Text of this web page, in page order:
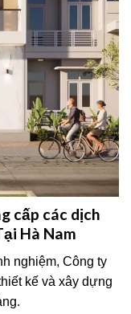
cấp các dịch
Hà Nam
nghiệm, Công ty
kế và xây dựng